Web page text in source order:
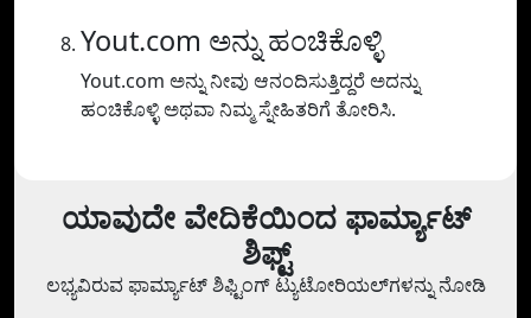
Yout.com ಅನ್ನು ಹಂಚಿಕೊಳ್ಳಿ
Yout.com ಅನ್ನು ನೀವು ಆನಂದಿಸುತ್ತಿದ್ದರೆ ಅದನ್ನು
ಹಂಚಿಕೊಳ್ಳಿ ಅಥವಾ ನಿಮ್ಮ ಸ್ನೇಹಿತರಿಗೆ ತೋರಿಸಿ.
ಯಾವುದೇ ವೇದಿಕೆಯಿಂದ ಫಾರ್ಮ್ಯಾಟ್
ಶಿಫ್ಟ್
ಲಭ್ಯವಿರುವ ಫಾರ್ಮ್ಯಾಟ್ ಶಿಫ್ಟಿಂಗ್ ಟ್ಯುಟೋರಿಯಲ್‌ಗಳನ್ನು ನೋಡಿ